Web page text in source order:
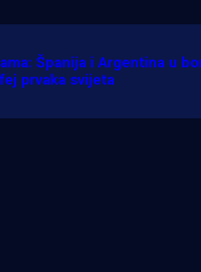
Španija i Argentina u
prvaka svijeta